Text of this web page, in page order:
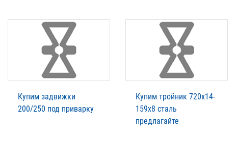
Купим задвижки
200/250 под приварку
Купим тройник 720х14-
159х8 сталь
предлагайте